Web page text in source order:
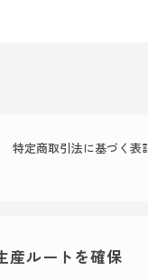
特定商取引法に基づく表
産ルートを確保